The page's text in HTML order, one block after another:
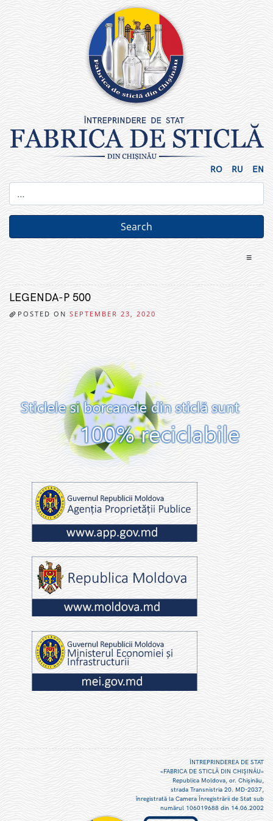
RO RU EN
≡
LEGENDA-P 500
POSTED ON SEPTEMBER 23, 2020
ÎNTREPRINDEREA DE STAT
«FABRICA DE STICLĂ DIN CHIŞINĂU»
Republica Moldova, or. Chişinău,
strada Transnistria 20. MD-2037,
înregistrată la Camera Înregistrării de Stat sub
numărul 106019688 din 14.06.2002